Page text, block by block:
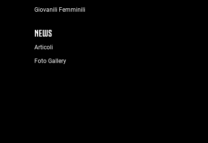
Giovanili Femminili
NEWS
Articoli
Foto Gallery